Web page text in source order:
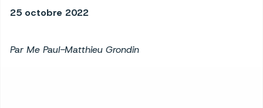
25 octobre 2022
Par Me Paul-Matthieu Grondin